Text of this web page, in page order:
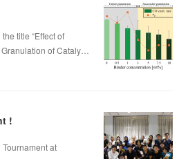
title “Effect of
of Cataly…
!
at